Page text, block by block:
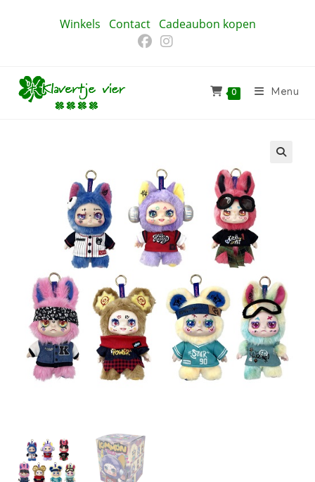
Winkels Contact Cadeaubon kopen
0 Menu